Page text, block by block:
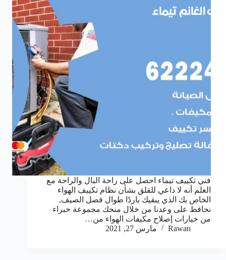
فني تكييف تيماء احصل على راحة البال والراحة مع
العلم أنه لا داعي للقلق بشأن نظام تكييف الهواء
الخاص بك الذي يبقيك باردًا طوال فصل الصيف,
نحافظ على وعدنا من خلال منحك مجموعة خبراء
من خيارات إصلاح مكيفات الهواء من…
Rawan
مارس 27, 2021